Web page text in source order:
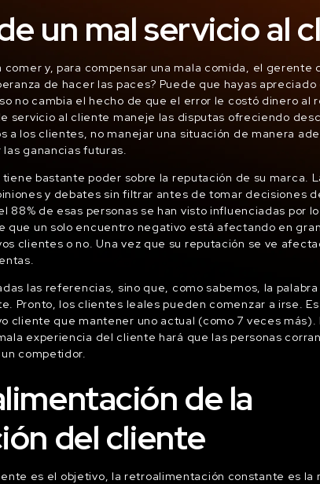
un mal servicio al
comer y, para compensar una mala comida, el gerente
de hacer las paces? Puede que hayas
no cambia el hecho de que el error le costó dinero al
servicio al cliente maneje las disputas ofreciendo
a los clientes, no manejar una situación de manera
ganancias futuras.
bastante poder sobre la reputación de su marca.
y debates sin filtrar antes de tomar decisiones
88% de esas personas se han visto influenciadas por
que un solo encuentro negativo está afectando en
clientes o no. Una vez que su reputación se ve
las referencias, sino que, como sabemos, la
Pronto, los clientes leales pueden comenzar a irse.
cliente que mantener uno actual (como 7 veces más).
experiencia del cliente hará que las personas
competidor.
de la
del cliente
es el objetivo, la retroalimentación constante es la